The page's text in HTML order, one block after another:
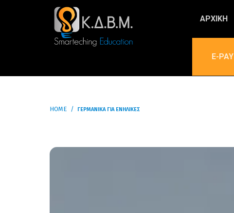
ΑΡΧΙΚΗ
E-PAY
HOME ΓΕΡΜΑΝΙΚΆ ΓΙΑ ΕΝΉΛΙΚΕΣ